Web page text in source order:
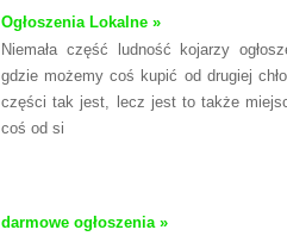
Ogłoszenia Lokalne »
Niemała część ludność kojarzy
gdzie możemy coś kupić od drugiej
części tak jest, lecz jest to także
coś od si
darmowe ogłoszenia »